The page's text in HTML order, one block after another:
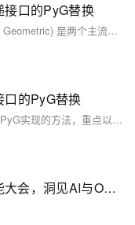
口的PyG替换
DGL (Deep Graph Learning) 和 PyG (Pytorch Geometric) 是两个主流的图神经网络库，它们在API设计和底层实现上有一定差异，在不同场景下，研究人员会使用不同的依赖库，昇腾NPU对PyG图机器学习库的支持亲和度更高，因此有些时候需要做DGL接口的PyG替换。
的PyG替换
本文探讨了在图神经网络中将DGL接口替换为PyG实现的方法，重点以RFdiffusion蛋白质设计模型中的SE3Transformer为例。SE3Transformer通过SE(3)等变性提取三维几何特征，其图构建部分依赖DGL接口。文章详细介绍了两个关键函数的替换：`make_full_graph` 和 `make_topk_graph`。前者构建完全连接图，后者生成k近邻图。通过PyG的高效实现（如`knn_graph`），我们简化了图结构创建过程，并调整边特征处理逻辑以兼容不同框架，从而更好地支持昇腾NPU等硬件环境。此方法为跨库迁移提供了实用参考。
龙蜥社区受邀参与2025世界人工智能大会，洞见AI与OS技术融合新范式